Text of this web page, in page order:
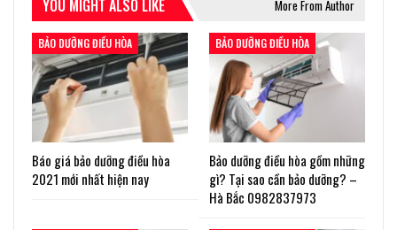
YOU MIGHT ALSO LIKE More From Author
BẢO DƯỠNG ĐIỀU HÒA
Báo giá bảo dưỡng điều hòa
2021 mới nhất hiện nay
BẢO DƯỠNG ĐIỀU HÒA
Bảo dưỡng điều hòa gồm những
gì? Tại sao cần bảo dưỡng? –
Hà Bắc 0982837973